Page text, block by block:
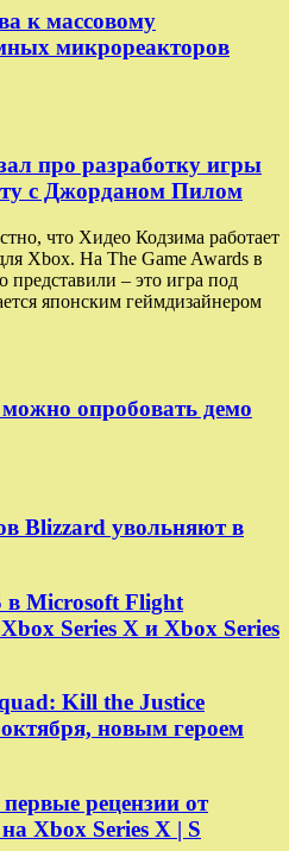
к массовому
микрореакторов
про разработку игры
с Джорданом Пилом
что Хидео Кодзима работает
Xbox. На The Game Awards в
– это игра под
японским геймдизайнером
опробовать демо
Blizzard увольняют в
в Microsoft Flight
Series X и Xbox Series
Kill the Justice
октября, новым героем
рецензии от
Xbox Series X | S